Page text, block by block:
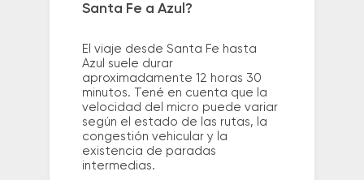
Santa Fe a Azul?
El viaje desde Santa Fe hasta
Azul suele durar
aproximadamente 12 horas 30
minutos. Tené en cuenta que la
velocidad del micro puede variar
según el estado de las rutas, la
congestión vehicular y la
existencia de paradas
intermedias.